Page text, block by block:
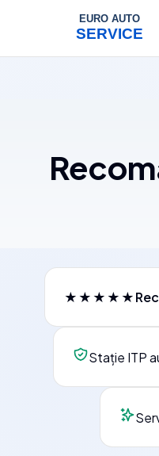
★★★★★
Stație ITP